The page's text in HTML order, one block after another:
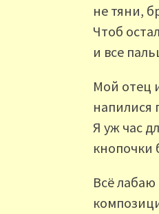
не тяни,
Чтоб
и все
Мой отец
напилися
Я уж час
кнопочки
Всё лабаю